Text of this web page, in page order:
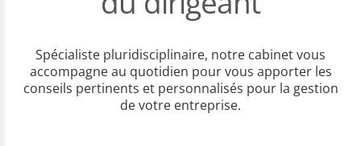
Spécialiste pluridisciplinaire, notre cabinet vous
accompagne au quotidien pour vous apporter les
conseils pertinents et personnalisés pour la gestion
de votre entreprise.